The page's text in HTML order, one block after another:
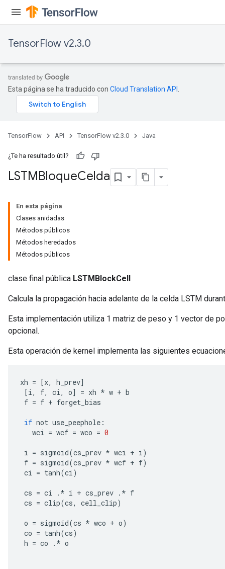
TensorFlow v2.3.0
Esta página se ha traducido con Cloud Translation API
TensorFlow API TensorFlow v2.3.0 Java
¿Te ha resultado útil?
LSTMBloqueCelda
En esta página
Clases anidadas
Métodos públicos
Métodos heredados
Métodos públicos
clase final pública LSTMBlockCell
Calcula la propagación hacia adelante de la celda LSTM
Esta implementación utiliza 1 matriz de peso y 1 vector de
opcional.
Esta operación de kernel implementa las siguientes
xh = [x, h_prev]
[i, f, ci, o] = xh * w + b
f = f + forget_bias
if not use_peephole :
wci = wcf = wco = 0
i = sigmoid(cs_prev * wci + i)
f = sigmoid(cs_prev * wcf + f)
ci = tanh(ci)
cs = ci . * i + cs_prev . * f
cs = clip(cs, cell_clip)
o = sigmoid(cs * wco + o)
co = tanh(cs)
h = co . * o